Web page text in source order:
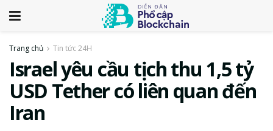
Trang chủ Tin tức 24H
Israel yêu cầu tịch thu 1,5 tỷ
USD Tether có liên quan đến
Iran